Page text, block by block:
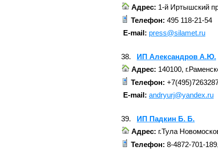
Адрес: 1-й Иртышский
Телефон: 495 118-21-54
E-mail: press@silamet.ru
38. ИП Александров А.Ю.
Адрес: 140100,
Телефон:
E-mail: andryurj@yandex.ru
39. ИП Падкин Б. Б.
Адрес: г.Тула
Телефон: 8-4872-701-